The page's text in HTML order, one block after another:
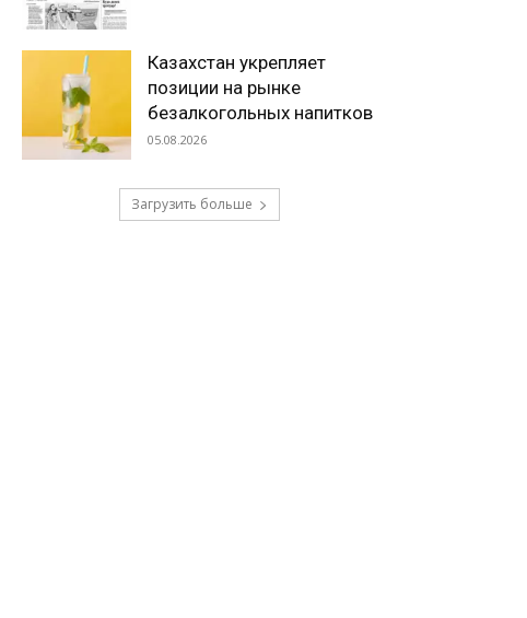
Казахстан укрепляет
позиции на рынке
безалкогольных напитков
05.08.2026
Загрузить больше